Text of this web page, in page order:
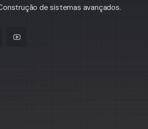
de sistemas avançados.